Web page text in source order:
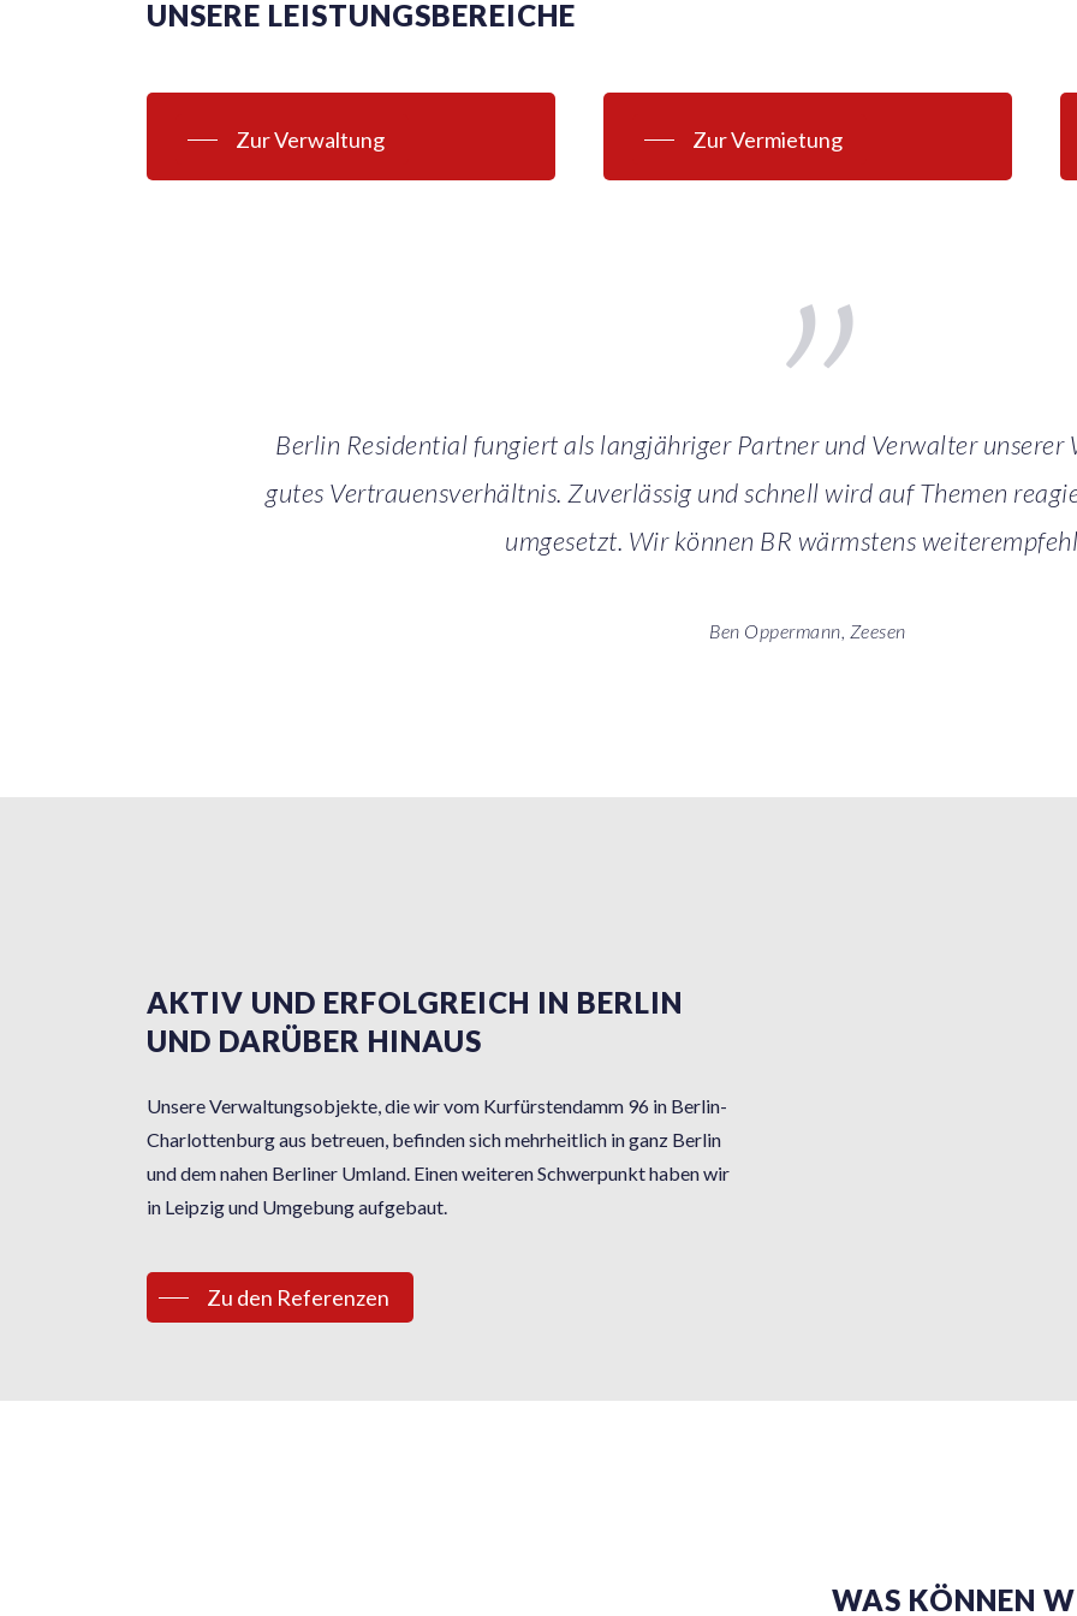
UNSERE LEISTUNGSBEREICHE
Zur Verwaltung Zur Vermietung
”
Berlin Residential fungiert als langjähriger Partner und Verwalter unserer
gutes Vertrauensverhältnis. Zuverlässig und schnell wird auf Themen
umgesetzt. Wir können BR wärmstens
Ben Oppermann, Zeesen
AKTIV UND ERFOLGREICH IN BERLIN
UND DARÜBER HINAUS
Unsere Verwaltungsobjekte, die wir vom Kurfürstendamm 96 in Berlin-
Charlottenburg aus betreuen, befinden sich mehrheitlich in ganz Berlin
und dem nahen Berliner Umland. Einen weiteren Schwerpunkt haben wir
in Leipzig und Umgebung aufgebaut.
Zu den Referenzen
WAS KÖNNEN